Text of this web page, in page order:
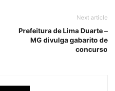
Next article
Prefeitura de Lima Duarte –
MG divulga gabarito de
concurso